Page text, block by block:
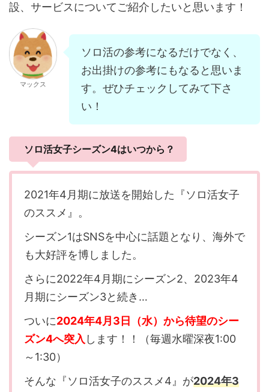
設、サービスについてご紹介したいと思います！
マックス
ソロ活の参考になるだけでなく、
お出掛けの参考にもなると思いま
す。ぜひチェックしてみて下さ
い！
ソロ活女子シーズン4はいつから？
2021年4月期に放送を開始した『ソロ活女子
のススメ』。
シーズン1はSNSを中心に話題となり、海外で
も大好評を博しました。
さらに2022年4月期にシーズン2、2023年4
月期にシーズン3と続き…
ついに2024年4月3日（水）から待望のシー
ズン4へ突入 します！！（毎週水曜深夜1:00
～1:30）
そんな『ソロ活女子のススメ4』が2024年3